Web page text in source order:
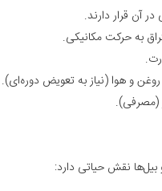
آن قرار دارند.
به حرکت مکانیکی.
و هوا (نیاز به تعویض دوره‌ای).
(مصرفی).
بیل‌ها نقش حیاتی دارد: